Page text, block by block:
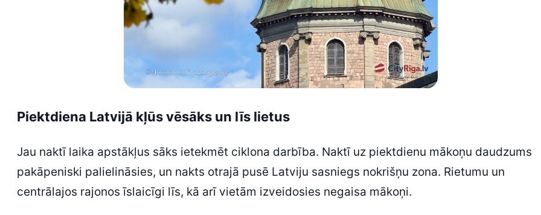
Piektdiena Latvijā kļūs vēsāks un līs lietus
Jau naktī laika apstākļus sāks ietekmēt ciklona darbība. Naktī uz piektdienu mākoņu daudzums
pakāpeniski palielināsies, un nakts otrajā pusē Latviju sasniegs nokrišņu zona. Rietumu un
centrālajos rajonos īslaicīgi līs, kā arī vietām izveidosies negaisa mākoņi.